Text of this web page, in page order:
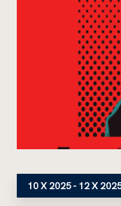
10 X 2025 - 12 X